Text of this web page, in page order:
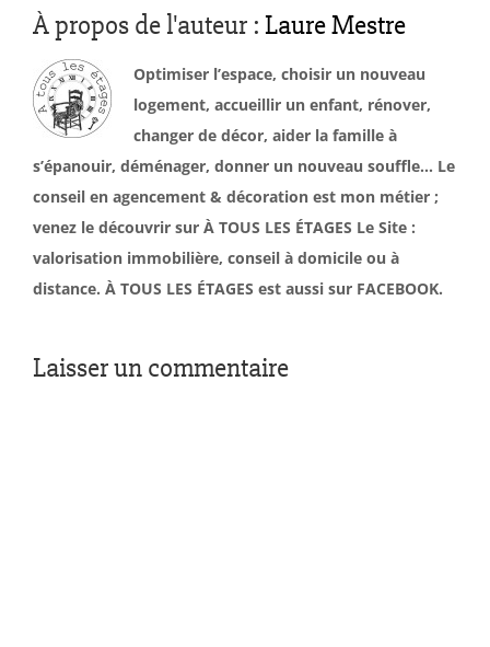
À propos de l'auteur : Laure Mestre
Optimiser l’espace, choisir un nouveau
logement, accueillir un enfant, rénover,
changer de décor, aider la famille à
s’épanouir, déménager, donner un nouveau souffle… Le
conseil en agencement & décoration est mon métier ;
venez le découvrir sur À TOUS LES ÉTAGES Le Site :
valorisation immobilière, conseil à domicile ou à
distance. À TOUS LES ÉTAGES est aussi sur FACEBOOK.
Laisser un commentaire